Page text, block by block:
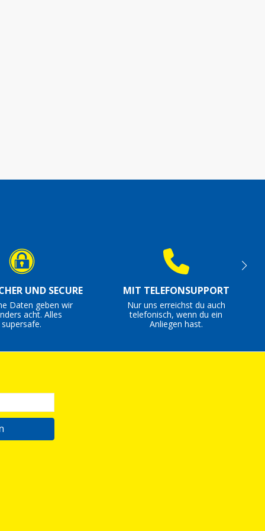
UND SECURE
Daten geben wir
acht. Alles
supersafe.
MIT TELEFONSUPPORT
Nur uns erreichst du auch
telefonisch, wenn du ein
Anliegen hast.